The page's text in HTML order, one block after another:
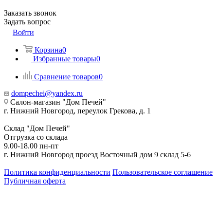
Заказать звонок
Задать вопрос
Войти
Корзина0
Избранные товары0
Сравнение товаров0
dompechei@yandex.ru
Салон-магазин "Дом Печей"
г. Нижний Новгород, переулок Грекова, д. 1
Склад "Дом Печей"
Отгрузка со склада
9.00-18.00 пн-пт
г. Нижний Новгород проезд Восточный дом 9 склад 5-6
Политика конфиденциальности Пользовательское соглашение
Публичная оферта